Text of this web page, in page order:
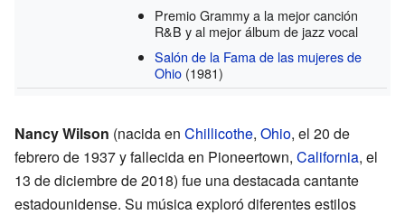
Premio Grammy a la mejor canción
R&B y al mejor álbum de jazz vocal
Salón de la Fama de las mujeres de
Ohio (1981)
Nancy Wilson (nacida en Chillicothe, Ohio, el 20 de
febrero de 1937 y fallecida en Pioneertown, California, el
13 de diciembre de 2018) fue una destacada cantante
estadounidense. Su música exploró diferentes estilos